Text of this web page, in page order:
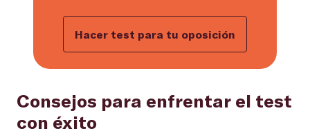
Hacer test para tu oposición
Consejos para enfrentar el test
con éxito